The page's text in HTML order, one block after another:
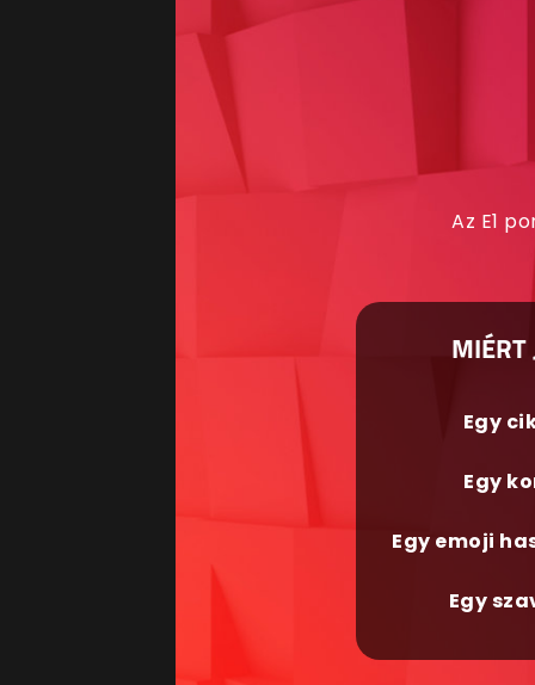
Az E1
MIÉRT
Egy
Egy
Egy emoji
Egy